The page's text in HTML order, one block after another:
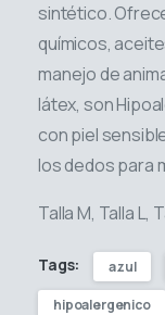
sintético.
químicos,
manejo de
látex, son
con piel
los dedos para
Talla M, Talla L,
Tags: azul
hipoalergenico